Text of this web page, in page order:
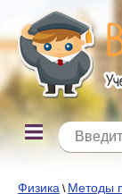
Физика \ Методы